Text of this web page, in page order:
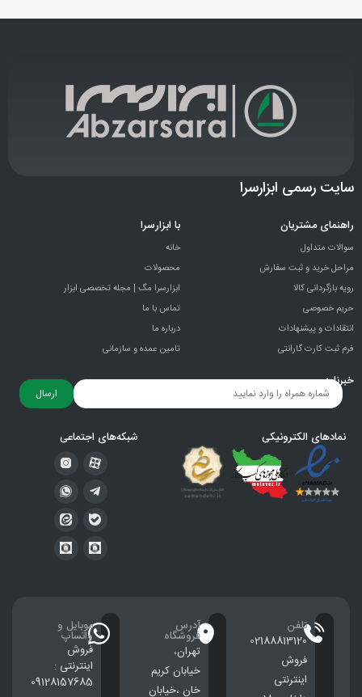
سایت رسمی ابزارسرا
راهنمای مشتریان
سوالات متداول
مراحل خرید و ثبت سفارش
رویه بازگردانی کالا
حریم خصوصی
انتقادات و پيشنهادات
فرم ثبت کارت گارانتی
با ابزارسرا
خانه
محصولات
ابزارسرا مگ | مجله تخصصی ابزار
تماس با ما
درباره ما
تامین عمده و سازمانی
خبرنامه
ارسال
نمادهای الکترونیکی شبکه‌های اجتماعی
تلفن
02188813120
فروش
اینترنتی
آدرس
فروشگاه
تهران،
خيابان كريم
خان ،خيابان
موبایل و
واتساپ
فروش
اینترنتی :
09128157685